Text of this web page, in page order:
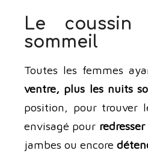
Le coussin
sommeil
Toutes les femmes
ventre, plus les nuits
position, pour trouver
envisagé pour
jambes ou encore